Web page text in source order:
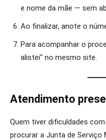
e nome da mãe — sem
Ao finalizar, anote o
Para acompanhar o
alistei” no mesmo site.
Atendimento
Quem tiver dificuldades
procurar a Junta de Serviço